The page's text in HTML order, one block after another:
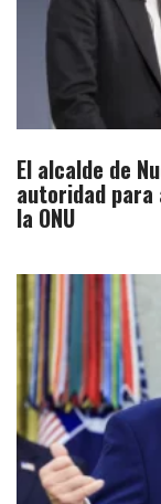
El alcalde de
autoridad
la ONU